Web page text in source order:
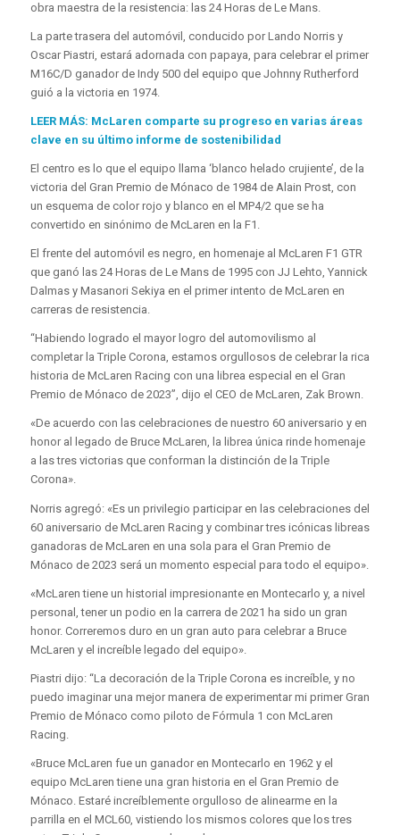
obra maestra de la resistencia: las 24 Horas de Le Mans.
La parte trasera del automóvil, conducido por Lando Norris y
Oscar Piastri, estará adornada con papaya, para celebrar el primer
M16C/D ganador de Indy 500 del equipo que Johnny Rutherford
guió a la victoria en 1974.
LEER MÁS: McLaren comparte su progreso en varias áreas
clave en su último informe de sostenibilidad
El centro es lo que el equipo llama ‘blanco helado crujiente’, de la
victoria del Gran Premio de Mónaco de 1984 de Alain Prost, con
un esquema de color rojo y blanco en el MP4/2 que se ha
convertido en sinónimo de McLaren en la F1.
El frente del automóvil es negro, en homenaje al McLaren F1 GTR
que ganó las 24 Horas de Le Mans de 1995 con JJ Lehto, Yannick
Dalmas y Masanori Sekiya en el primer intento de McLaren en
carreras de resistencia.
“Habiendo logrado el mayor logro del automovilismo al
completar la Triple Corona, estamos orgullosos de celebrar la rica
historia de McLaren Racing con una librea especial en el Gran
Premio de Mónaco de 2023”, dijo el CEO de McLaren, Zak Brown.
«De acuerdo con las celebraciones de nuestro 60 aniversario y en
honor al legado de Bruce McLaren, la librea única rinde homenaje
a las tres victorias que conforman la distinción de la Triple
Corona».
Norris agregó: «Es un privilegio participar en las celebraciones del
60 aniversario de McLaren Racing y combinar tres icónicas libreas
ganadoras de McLaren en una sola para el Gran Premio de
Mónaco de 2023 será un momento especial para todo el equipo».
«McLaren tiene un historial impresionante en Montecarlo y, a nivel
personal, tener un podio en la carrera de 2021 ha sido un gran
honor. Correremos duro en un gran auto para celebrar a Bruce
McLaren y el increíble legado del equipo».
Piastri dijo: “La decoración de la Triple Corona es increíble, y no
puedo imaginar una mejor manera de experimentar mi primer Gran
Premio de Mónaco como piloto de Fórmula 1 con McLaren
Racing.
«Bruce McLaren fue un ganador en Montecarlo en 1962 y el
equipo McLaren tiene una gran historia en el Gran Premio de
Mónaco. Estaré increíblemente orgulloso de alinearme en la
parrilla en el MCL60, vistiendo los mismos colores que los tres